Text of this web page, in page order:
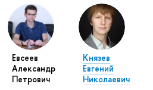
Евсеев
Александр
Петрович
Князев
Евгений
Николаевич